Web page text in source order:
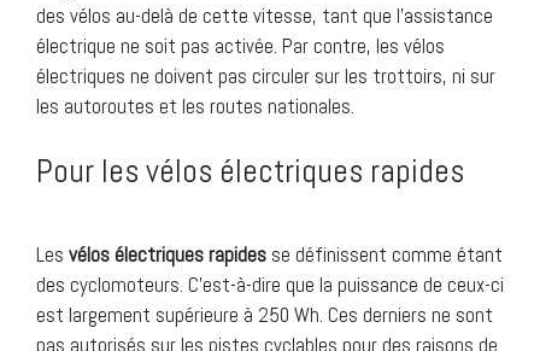
des vélos au-delà de cette vitesse, tant que l’assistance
électrique ne soit pas activée. Par contre, les vélos
électriques ne doivent pas circuler sur les trottoirs, ni sur
les autoroutes et les routes nationales.
Pour les vélos électriques rapides
Les vélos électriques rapides se définissent comme étant
des cyclomoteurs. C’est-à-dire que la puissance de ceux-ci
est largement supérieure à 250 Wh. Ces derniers ne sont
pas autorisés sur les pistes cyclables pour des raisons de